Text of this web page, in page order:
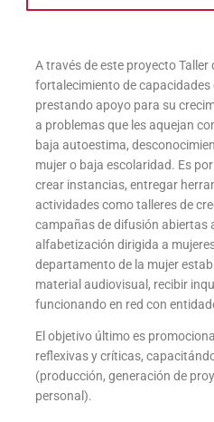
A través de este proyecto Taller
fortalecimiento de capacidades
prestando apoyo para su
a problemas que les aquejan
baja autoestima,
mujer o baja escolaridad. Es
crear instancias, entregar
actividades como talleres de
campañas de difusión abiertas
alfabetización dirigida a
departamento de la mujer
material audiovisual, recibir
funcionando en red con
El objetivo último es
reflexivas y críticas,
(producción, generación de
personal).